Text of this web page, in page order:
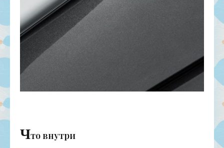
Что внутри